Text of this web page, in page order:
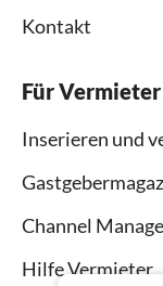
Kontakt
Für Vermieter
Inserieren und
Channel
Hilfe Vermieter